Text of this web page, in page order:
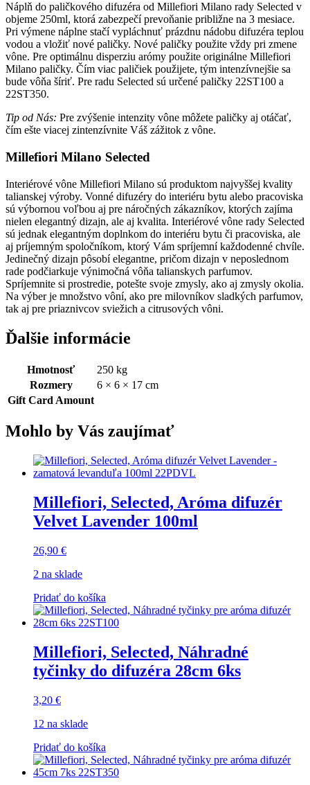
Náplň do paličkového difuzéra od Millefiori Milano rady Selected v
objeme 250ml, ktorá zabezpečí prevoňanie približne na 3 mesiace.
Pri výmene náplne stačí vypláchnuť prázdnu nádobu difuzéra teplou
vodou a vložiť nové paličky. Nové paličky použite vždy pri zmene
vône. Pre optimálnu disperziu arómy použite originálne Millefiori
Milano paličky. Čím viac paličiek použijete, tým intenzívnejšie sa
bude vôňa šíriť. Pre radu Selected sú určené paličky 22ST100 a
22ST350.
Tip od Nás: Pre zvýšenie intenzity vône môžete paličky aj otáčať,
čím ešte viacej zintenzívnite Váš zážitok z vône.
Millefiori Milano Selected
Interiérové vône Millefiori Milano sú produktom najvyššej kvality
talianskej výroby. Vonné difuzéry do interiéru bytu alebo pracoviska
sú výbornou voľbou aj pre náročných zákazníkov, ktorých zajíma
nielen elegantný dizajn, ale aj kvalita. Interiérové vône rady Selected
sú jednak elegantným doplnkom do interiéru bytu či pracoviska, ale
aj príjemným spoločníkom, ktorý Vám spríjemní každodenné chvíle.
Jedinečný dizajn pôsobí elegantne, pričom dizajn v neposlednom
rade podčiarkuje výnimočná vôňa talianskych parfumov.
Spríjemnite si prostredie, potešte svoje zmysly, ako aj zmysly okolia.
Na výber je množstvo vôní, ako pre milovníkov sladkých parfumov,
tak aj pre priaznivcov sviežich a citrusových vôni.
Ďalšie informácie
Hmotnosť
250 kg
Rozmery
6 × 6 × 17 cm
Gift Card Amount
Mohlo by Vás zaujímať
Millefiori, Selected, Aróma difuzér
Velvet Lavender 100ml
26,90 €
2 na sklade
Pridať do košíka
Millefiori, Selected, Náhradné
tyčinky do difuzéra 28cm 6ks
3,20 €
12 na sklade
Pridať do košíka